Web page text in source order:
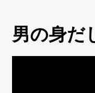
男の身だ